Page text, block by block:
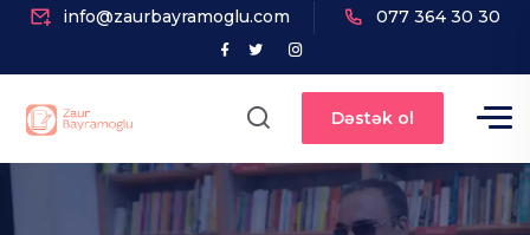
info@zaurbayramoglu.com 077 364 30 30
Dəstək ol